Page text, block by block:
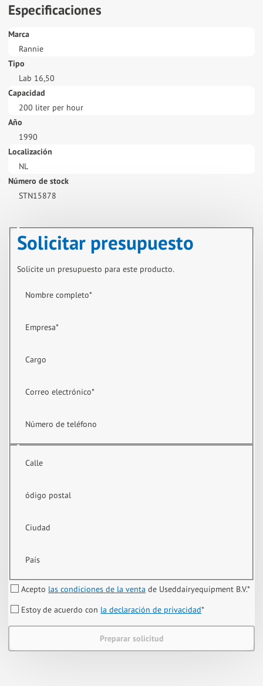
Especificaciones
Marca
Rannie
Tipo
Lab 16,50
Capacidad
200 liter per hour
Año
1990
Localización
NL
Número de stock
STN15878
Solicitar presupuesto
Solicite un presupuesto para este producto.
Nombre completo*
Empresa*
Cargo
Correo electrónico*
Número de teléfono
Calle
ódigo postal
Ciudad
País
Acepto las condiciones de la venta de Useddairyequipment B.V.*
Estoy de acuerdo con la declaración de privacidad*
Preparar solicitud